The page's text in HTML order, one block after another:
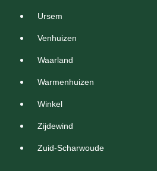
Ursem
Venhuizen
Waarland
Warmenhuizen
Winkel
Zijdewind
Zuid-Scharwoude